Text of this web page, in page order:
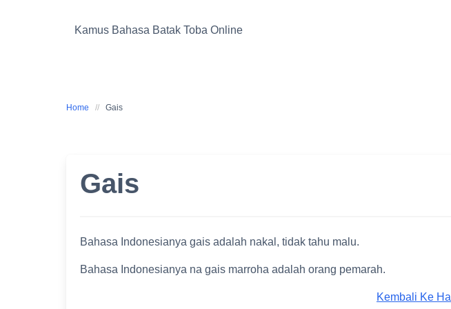
Kamus Bahasa Batak Toba Online
Home Gais
Gais
Bahasa Indonesianya gais adalah nakal, tidak tahu malu.
Bahasa Indonesianya na gais marroha adalah orang pemarah.
Kembali Ke